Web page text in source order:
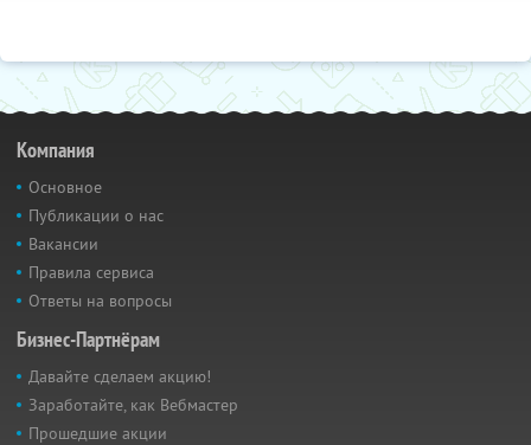
Компания
Основное
Публикации о нас
Вакансии
Правила сервиса
Ответы на вопросы
Бизнес-Партнёрам
Давайте сделаем акцию!
Заработайте, как Вебмастер
Прошедшие акции